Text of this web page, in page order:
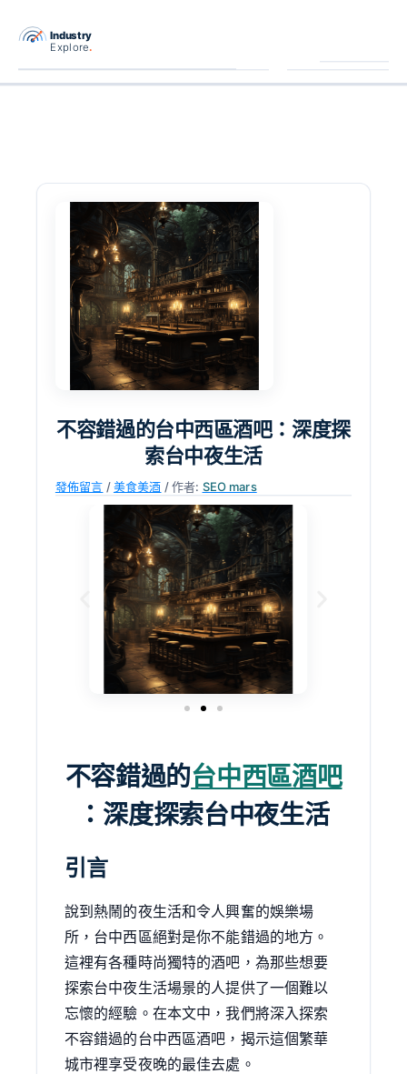
內
不容錯過的台中西區酒吧：深度探
索台中夜生活
發佈留言 /美食美酒 / 作者: SEO mars
不容錯過的台中西區酒吧
：深度探索台中夜生活
引言
說到熱鬧的夜生活和令人興奮的娛樂場
所，台中西區絕對是你不能錯過的地方。
這裡有各種時尚獨特的酒吧，為那些想要
探索台中夜生活場景的人提供了一個難以
忘懷的經驗。在本文中，我們將深入探索
不容錯過的台中西區酒吧，揭示這個繁華
城市裡享受夜晚的最佳去處。